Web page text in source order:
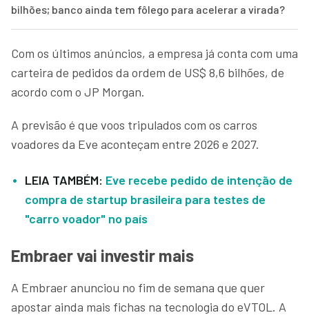
bilhões; banco ainda tem fôlego para acelerar a virada?
Com os últimos anúncios, a empresa já conta com uma
carteira de pedidos da ordem de US$ 8,6 bilhões, de
acordo com o JP Morgan.
A previsão é que voos tripulados com os carros
voadores da Eve aconteçam entre 2026 e 2027.
LEIA TAMBÉM: Eve recebe pedido de intenção de
compra de startup brasileira para testes de
"carro voador" no país
Embraer vai investir mais
A Embraer anunciou no fim de semana que quer
apostar ainda mais fichas na tecnologia do eVTOL. A